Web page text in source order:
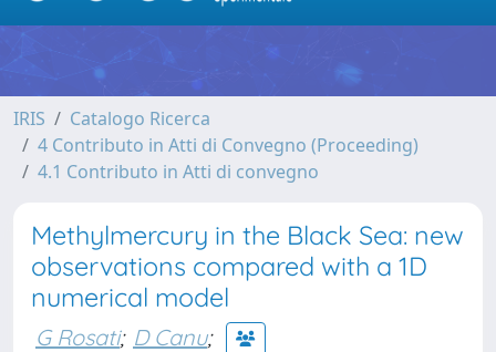
IRIS
Catalogo Ricerca
4 Contributo in Atti di Convegno (Proceeding)
4.1 Contributo in Atti di convegno
Methylmercury in the Black Sea: new
observations compared with a 1D
numerical model
G Rosati; D Canu;